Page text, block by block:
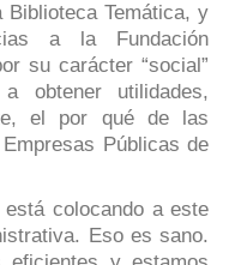
Temática, y
a la Fundación
su carácter “social”
obtener utilidades,
el por qué de las
Públicas de
colocando a este
Eso es sano.